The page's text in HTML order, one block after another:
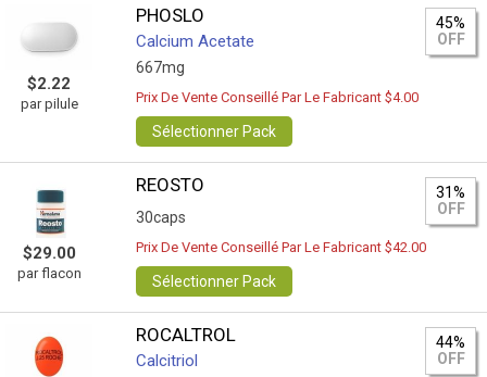
$2.22
par pilule
PHOSLO
Calcium Acetate
667mg
45%
OFF
Prix De Vente Conseillé Par Le Fabricant $4.00
Sélectionner Pack
$29.00
par flacon
REOSTO
30caps
31%
OFF
Prix De Vente Conseillé Par Le Fabricant $42.00
Sélectionner Pack
ROCALTROL
Calcitriol
44%
OFF